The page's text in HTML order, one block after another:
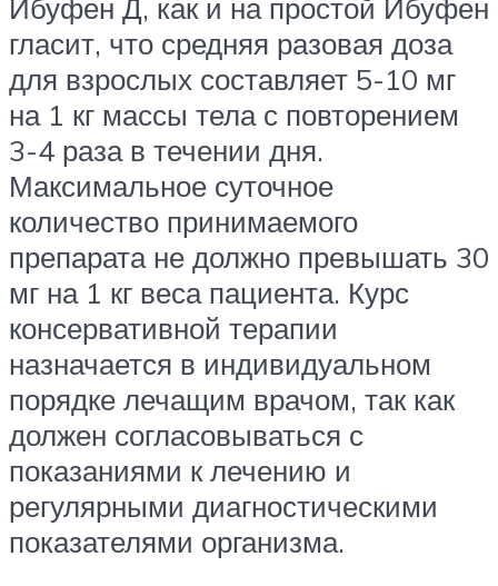
Ибуфен Д, как и на простой Ибуфен
гласит, что средняя разовая доза
для взрослых составляет 5-10 мг
на 1 кг массы тела с повторением
3-4 раза в течении дня.
Максимальное суточное
количество принимаемого
препарата не должно превышать 30
мг на 1 кг веса пациента. Курс
консервативной терапии
назначается в индивидуальном
порядке лечащим врачом, так как
должен согласовываться с
показаниями к лечению и
регулярными диагностическими
показателями организма.